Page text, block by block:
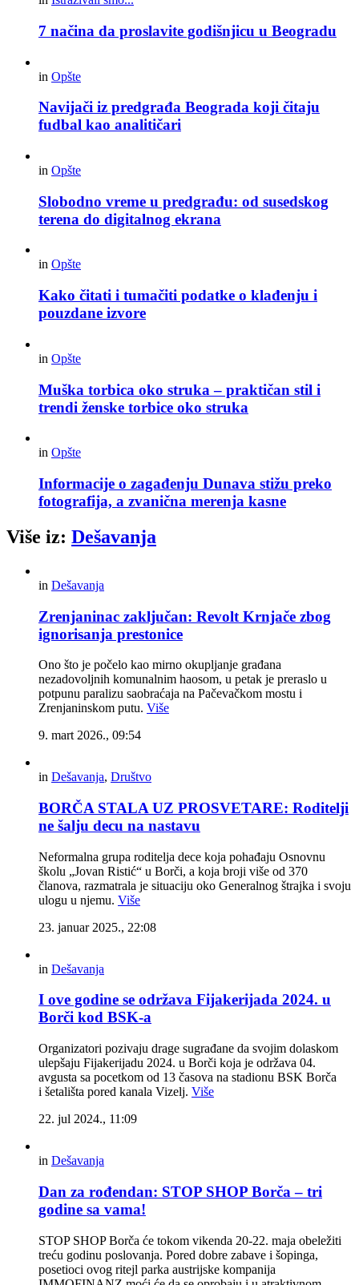
7 načina da proslavite godišnjicu u Beogradu
in Opšte
Navijači iz predgrađa Beograda koji čitaju
fudbal kao analitičari
in Opšte
Slobodno vreme u predgrađu: od susedskog
terena do digitalnog ekrana
in Opšte
Kako čitati i tumačiti podatke o klađenju i
pouzdane izvore
in Opšte
Muška torbica oko struka – praktičan stil i
trendi ženske torbice oko struka
in Opšte
Informacije o zagađenju Dunava stižu preko
fotografija, a zvanična merenja kasne
Više iz: Dešavanja
in Dešavanja
Zrenjaninac zaključan: Revolt Krnjače zbog
ignorisanja prestonice
Ono što je počelo kao mirno okupljanje građana
nezadovoljnih komunalnim haosom, u petak je preraslo u
potpunu paralizu saobraćaja na Pačevačkom mostu i
Zrenjaninskom putu. Više
9. mart 2026., 09:54
in Dešavanja, Društvo
BORČA STALA UZ PROSVETARE: Roditelji
ne šalju decu na nastavu
Neformalna grupa roditelja dece koja pohađaju Osnovnu
školu „Jovan Ristić“ u Borči, a koja broji više od 370
članova, razmatrala je situaciju oko Generalnog štrajka i svoju
ulogu u njemu. Više
23. januar 2025., 22:08
in Dešavanja
I ove godine se održava Fijakerijada 2024. u
Borči kod BSK-a
Organizatori pozivaju drage sugrađane da svojim dolaskom
ulepšaju Fijakerijadu 2024. u Borči koja je održava 04.
avgusta sa pocetkom od 13 časova na stadionu BSK Borča
i šetališta pored kanala Vizelj. Više
22. jul 2024., 11:09
in Dešavanja
Dan za rođendan: STOP SHOP Borča – tri
godine sa vama!
STOP SHOP Borča će tokom vikenda 20-22. maja obeležiti
treću godinu poslovanja. Pored dobre zabave i šopinga,
posetioci ovog ritejl parka austrijske kompanija